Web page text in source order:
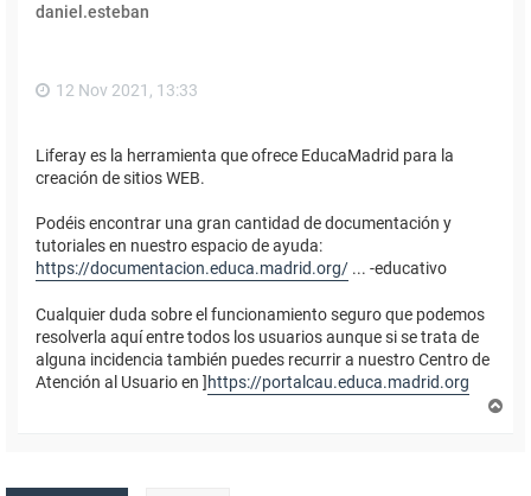
daniel.esteban
12 Nov 2021, 13:33
Liferay es la herramienta que ofrece EducaMadrid para la
creación de sitios WEB.
Podéis encontrar una gran cantidad de documentación y
tutoriales en nuestro espacio de ayuda:
https://documentacion.educa.madrid.org/ ... -educativo
Cualquier duda sobre el funcionamiento seguro que podemos
resolverla aquí entre todos los usuarios aunque si se trata de
alguna incidencia también puedes recurrir a nuestro Centro de
Atención al Usuario en ] https://portalcau.educa.madrid.org